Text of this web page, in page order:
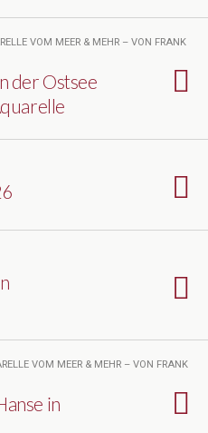
VOM MEER & MEHR – VON FRANK
der Ostsee
VOM MEER & MEHR – VON FRANK
in